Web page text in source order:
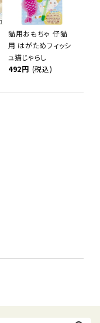
猫用おもちゃ 仔猫
用 はがためフィッシ
ュ猫じゃらし
492円 (税込)